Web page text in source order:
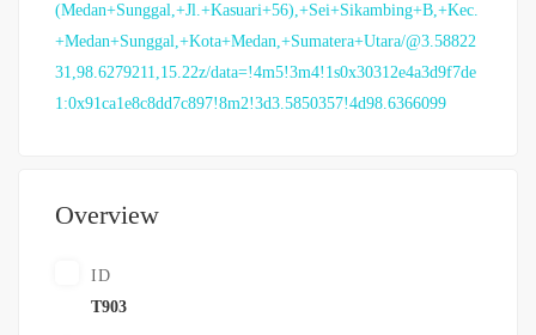
(Medan+Sunggal,+Jl.+Kasuari+56),+Sei+Sikambing+B,+Kec.
+Medan+Sunggal,+Kota+Medan,+Sumatera+Utara/@3.58822
31,98.6279211,15.22z/data=!4m5!3m4!1s0x30312e4a3d9f7de
1:0x91ca1e8c8dd7c897!8m2!3d3.5850357!4d98.6366099
Overview
ID
T903